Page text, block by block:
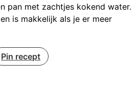
pan met zachtjes kokend water.
is makkelijk als je er meer
Pin recept